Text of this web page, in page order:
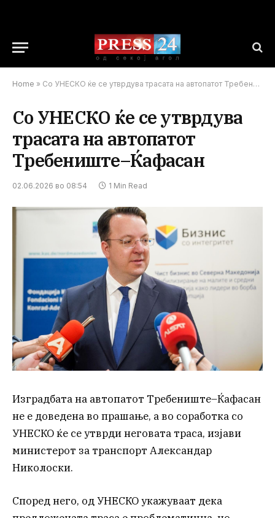
Home » Со УНЕСКО ќе се утврдува трасата на автопатот Требениште–Ќафасан
Со УНЕСКО ќе се утврдува
трасата на автопатот
Требениште–Ќафасан
02.06.2026 во 08:54 1 Min Read
Изградбата на автопатот Требениште–Ќафасан
не е доведена во прашање, а во соработка со
УНЕСКО ќе се утврди неговата траса, изјави
министерот за транспорт Александар
Николоски.
Според него, од УНЕСКО укажуваат дека